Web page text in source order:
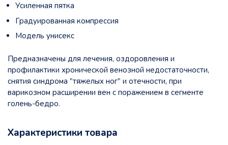
Усиленная пятка
Градуированная компрессия
Модель унисекс
Предназначены для лечения, оздоровления и
профилактики хронической венозной недостаточности,
снятия синдрома "тяжелых ног" и отечности, при
варикозном расширении вен с поражением в сегменте
голень-бедро.
Характеристики товара